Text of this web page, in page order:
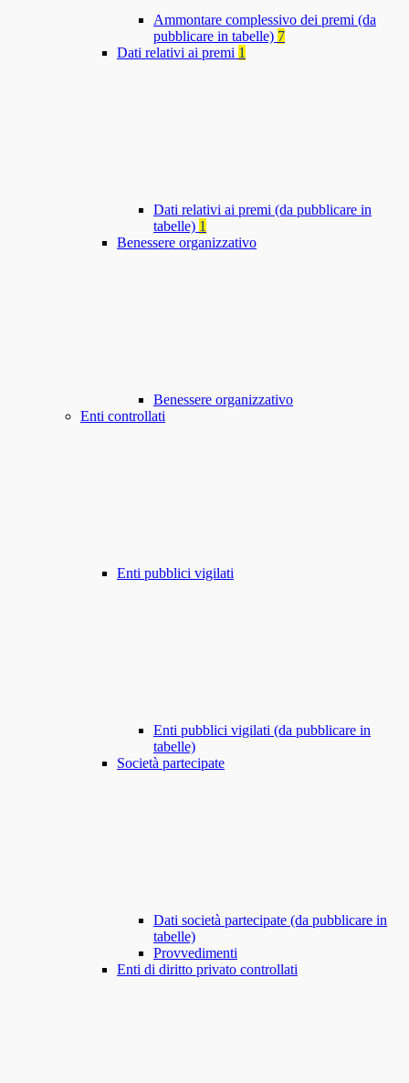
Ammontare complessivo dei premi (da
pubblicare in tabelle) 7
Dati relativi ai premi 1
Dati relativi ai premi (da pubblicare in
tabelle) 1
Benessere organizzativo
Benessere organizzativo
Enti controllati
Enti pubblici vigilati
Enti pubblici vigilati (da pubblicare in
tabelle)
Società partecipate
Dati società partecipate (da pubblicare in
tabelle)
Provvedimenti
Enti di diritto privato controllati